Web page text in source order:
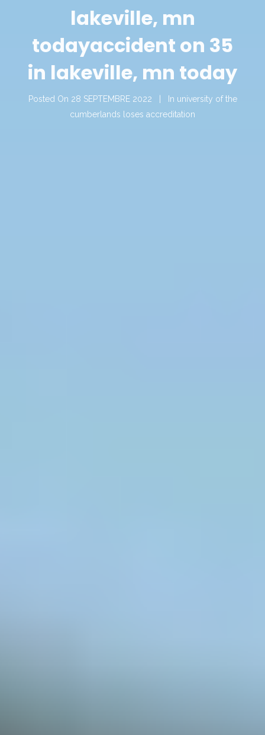
lakeville, mn
todayaccident on 35
in lakeville, mn today
Posted On 28 SEPTEMBRE 2022 In university of the
cumberlands loses accreditation